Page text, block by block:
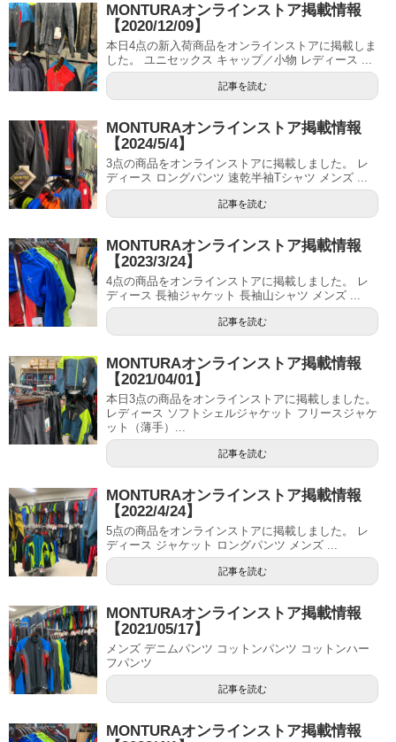
MONTURAオンラインストア掲載情報
【2020/12/09】
本日4点の新入荷商品をオンラインストアに掲載しま
した。 ユニセックス キャップ／小物 レディース ...
記事を読む
MONTURAオンラインストア掲載情報
【2024/5/4】
3点の商品をオンラインストアに掲載しました。 レ
ディース ロングパンツ 速乾半袖Tシャツ メンズ ...
記事を読む
MONTURAオンラインストア掲載情報
【2023/3/24】
4点の商品をオンラインストアに掲載しました。 レ
ディース 長袖ジャケット 長袖山シャツ メンズ ...
記事を読む
MONTURAオンラインストア掲載情報
【2021/04/01】
本日3点の商品をオンラインストアに掲載しました。
レディース ソフトシェルジャケット フリースジャケ
ット（薄手）...
記事を読む
MONTURAオンラインストア掲載情報
【2022/4/24】
5点の商品をオンラインストアに掲載しました。 レ
ディース ジャケット ロングパンツ メンズ ...
記事を読む
MONTURAオンラインストア掲載情報
【2021/05/17】
メンズ デニムパンツ コットンパンツ コットンハー
フパンツ
記事を読む
MONTURAオンラインストア掲載情報